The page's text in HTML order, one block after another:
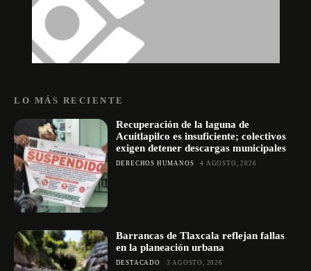
LO MÁS RECIENTE
Recuperación de la laguna de
Acuitlapilco es insuficiente; colectivos
exigen detener descargas municipales
DERECHOS HUMANOS 4 AGOSTO, 2026
Barrancas de Tlaxcala reflejan fallas
en la planeación urbana
DESTACADO 3 AGOSTO, 2026